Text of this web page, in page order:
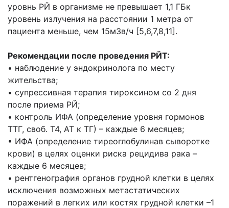
уровнь РЙ в организме не превышает 1,1 ГБк
уровень излучения на расстоянии 1 метра от
пациента меньше, чем 15мЗв/ч [5,6,7,8,11].
Рекомендации после проведения РЙТ:
• наблюдение у эндокринолога по месту
жительства;
• супрессивная терапия тироксином со 2 дня
после приема РЙ;
• контроль ИФА (определение уровня гормонов
ТТГ, своб. Т4, АТ к ТГ) – каждые 6 месяцев;
• ИФА (определение тиреоглобулинав сыворотке
крови) в целях оценки риска рецидива рака –
каждые 6 месяцев;
• рентгенография органов грудной клетки в целях
исключения возможных метастатических
поражений в легких или костях грудной клетки –1